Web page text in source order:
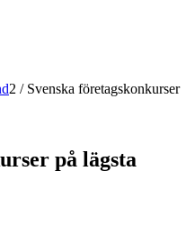
2 / Svenska företagskonkurser
på lägsta